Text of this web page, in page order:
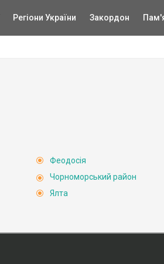
Регіони України Закордон
Феодосія
Чорноморський район
Ялта